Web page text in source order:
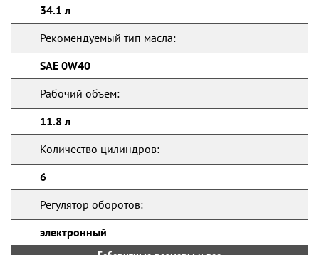
34.1 л
Рекомендуемый тип масла:
SAE 0W40
Рабочий объём:
11.8 л
Количество цилиндров:
6
Регулятор оборотов:
электронный